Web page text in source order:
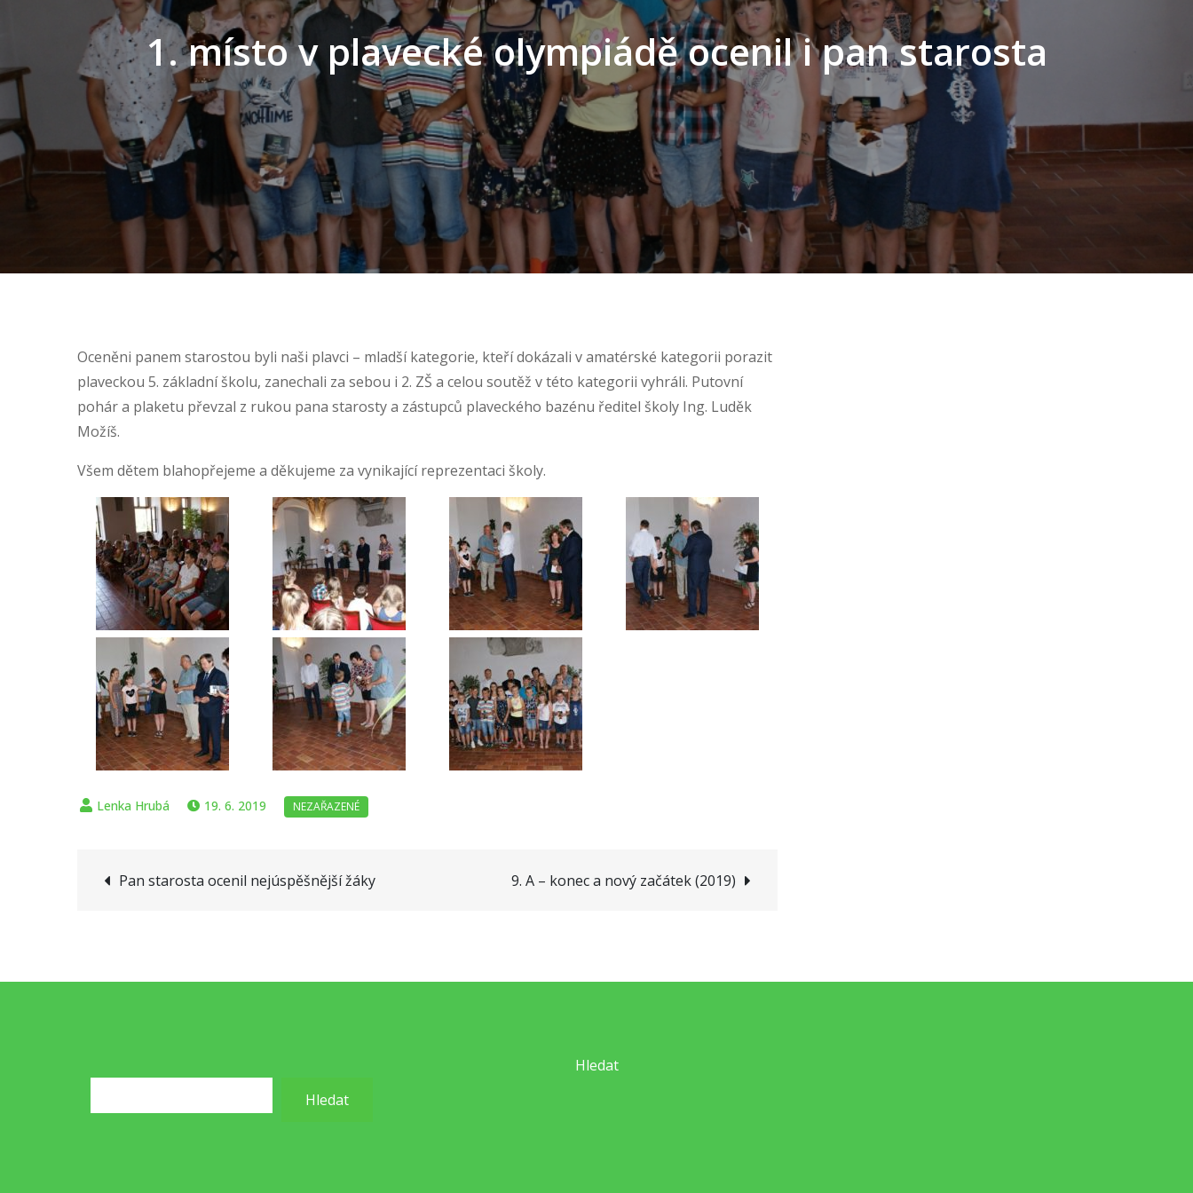
1. místo v plavecké olympiádě ocenil i pan starosta
Oceněni panem starostou byli naši plavci – mladší kategorie, kteří dokázali v amatérské kategorii porazit
plaveckou 5. základní školu, zanechali za sebou i 2. ZŠ a celou soutěž v této kategorii vyhráli. Putovní
pohár a plaketu převzal z rukou pana starosty a zástupců plaveckého bazénu ředitel školy Ing. Luděk
Možíš.
Všem dětem blahopřejeme a děkujeme za vynikající reprezentaci školy.
19. 6. 2019
Navigace
příspěvek
Pan starosta ocenil nejúspěšnější žáky 9. A – konec a nový začátek (2019)
Hledat
Hledat